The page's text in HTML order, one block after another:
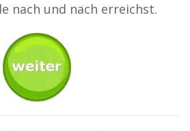
nach und nach erreichst.